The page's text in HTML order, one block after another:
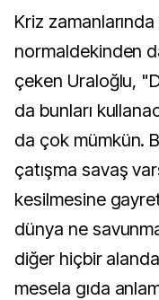
Kriz
normaldekinden
çeken Uraloğlu,
da bunları
da çok mümkün.
çatışma savaş
kesilmesine
dünya ne
diğer hiçbir
mesela gıda